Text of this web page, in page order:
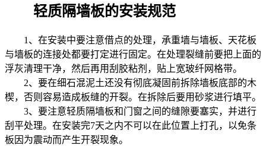
轻质隔墙板的安装规范
1、在安装中要注意借点的处理，承重墙与墙板、天花板
与墙板的连接处都要打定进行固定。在处理裂缝前要把上面的
浮灰清理干净，然后再用刮胶粘剂，贴上宽玻纤网格带。
2、要在细石混泥土还没有彻底凝固前拆除墙板底部的木
楔，否则容易造成板缝的开裂。在拆除后要用砂浆进行填平。
3、要注意轻质隔墙板和门窗之间的缝隙要塞实，并进行
刮平处理。在安装完7天之内不可以在此位置上打孔，以免条
板因为震动而产生开裂现象。